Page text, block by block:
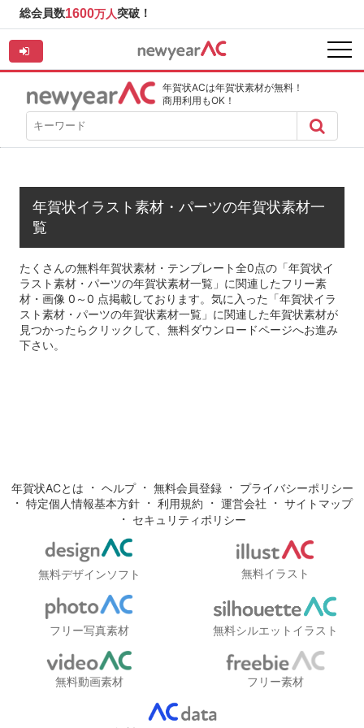
総会員数1600万人突破！
年賀状ACは年賀状素材が無料！
商用利用もOK！
年賀状イラスト素材・パーツの年賀状素材一
覧
たくさんの無料年賀状素材・テンプレート全0点の「年賀状イ
ラスト素材・パーツの年賀状素材一覧」に関連したフリー素
材・画像 0～0 点掲載しております。気に入った「年賀状イラ
スト素材・パーツの年賀状素材一覧」に関連した年賀状素材が
見つかったらクリックして、無料ダウンロードページへお進み
下さい。
年賀状ACとは ・ ヘルプ・ 無料会員登録・ プライバシーポリシー
・ 特定個人情報基本方針 ・ 利用規約 ・ 運営会社 ・ サイトマップ
・ セキュリティポリシー
無料デザインソフト 無料イラスト
フリー写真素材 無料シルエットイラスト
無料動画素材 フリー素材